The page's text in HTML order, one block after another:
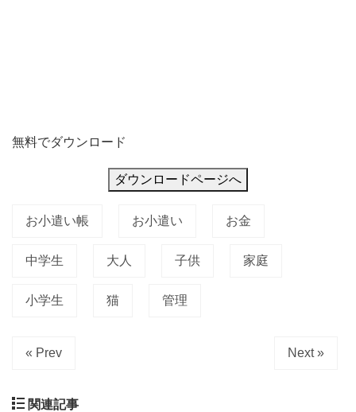
無料でダウンロード
ダウンロードページへ
お小遣い帳 お小遣い お金
中学生 大人 子供 家庭
小学生 猫 管理
« Prev Next »
関連記事